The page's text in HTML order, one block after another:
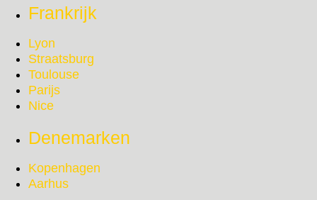
Frankrijk
Lyon
Straatsburg
Toulouse
Parijs
Nice
Denemarken
Kopenhagen
Aarhus